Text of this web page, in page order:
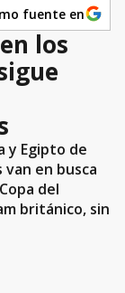
fuente en
los
y Egipto de
en busca
del
británico, sin